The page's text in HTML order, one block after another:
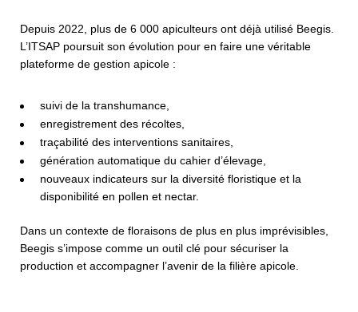
Depuis 2022, plus de 6 000 apiculteurs ont déjà utilisé Beegis.
L’ITSAP poursuit son évolution pour en faire une véritable
plateforme de gestion apicole :
suivi de la transhumance,
enregistrement des récoltes,
traçabilité des interventions sanitaires,
génération automatique du cahier d’élevage,
nouveaux indicateurs sur la diversité floristique et la
disponibilité en pollen et nectar.
Dans un contexte de floraisons de plus en plus imprévisibles,
Beegis s’impose comme un outil clé pour sécuriser la
production et accompagner l’avenir de la filière apicole.